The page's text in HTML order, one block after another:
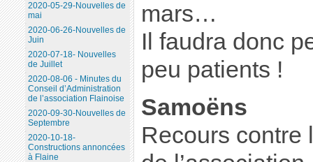
mars…
Il faudra donc
peu patients !
Samoëns
Recours contre
2020-05-29-Nouvelles de
mai
2020-06-26-Nouvelles de
Juin
2020-07-18- Nouvelles
de Juillet
2020-08-06 - Minutes du
Conseil d’Administration
de l’association Flainoise
2020-09-30-Nouvelles de
Septembre
2020-10-18-
Constructions annoncées
à Flaine